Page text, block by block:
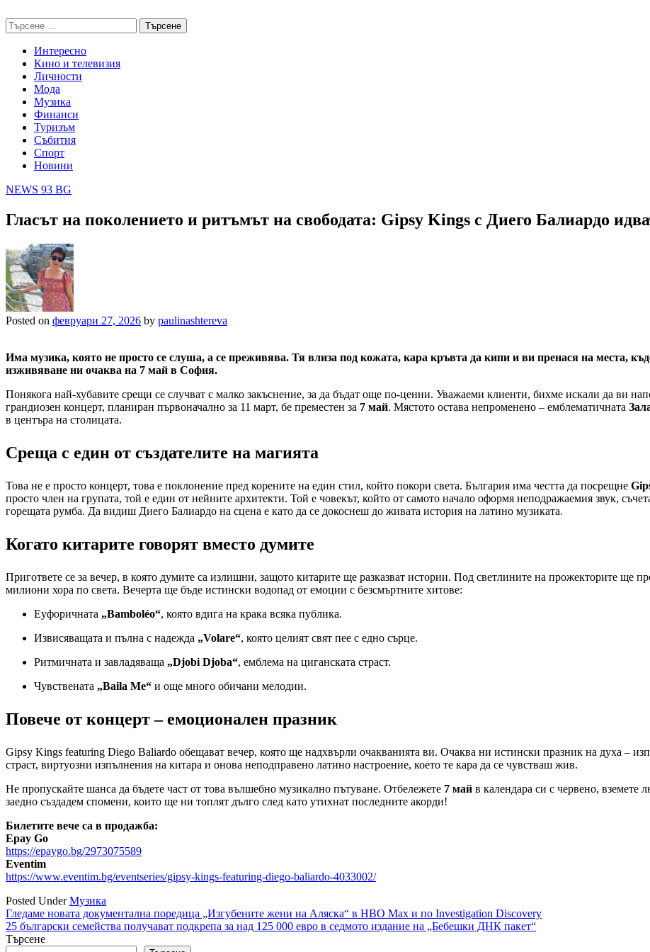
to
content
Търсене
за:
Интересно
Кино и телевизия
Личности
Мода
Музика
Финанси
Туризъм
Събития
Спорт
Новини
NEWS 93 BG
Гласът на поколението и ритъмът на свободата: Gipsy Kings с Диего Балиардо
Posted on февруари 27, 2026 by paulinashtereva
Има музика, която не просто се слуша, а се преживява. Тя влиза под кожата, кара кръвта да кипи и ви пренася на места,
изживяване ни очаква на 7 май в София.
Понякога най-хубавите срещи се случват с малко закъснение, за да бъдат още по-ценни. Уважаеми клиенти, бихме искали да ви
грандиозен концерт, планиран първоначално за 11 март, бе преместен за 7 май. Мястото остава непроменено – емблематичната
в центъра на столицата.
Среща с един от създателите на магията
Това не е просто концерт, това е поклонение пред корените на един стил, който покори света. България има честта да посрещне
просто член на групата, той е един от нейните архитекти. Той е човекът, който от самото начало оформя неподражаемия звук,
горещата румба. Да видиш Диего Балиардо на сцена е като да се докоснеш до живата история на латино музиката.
Когато китарите говорят вместо думите
Пригответе се за вечер, в която думите са излишни, защото китарите ще разказват истории. Под светлините на прожекторите ще
милиони хора по света. Вечерта ще бъде истински водопад от емоции с безсмъртните хитове:
Еуфоричната „Bamboléo“, която вдига на крака всяка публика.
Извисяващата и пълна с надежда „Volare“, която целият свят пее с едно сърце.
Ритмичната и завладяваща „Djobi Djoba“, емблема на циганската страст.
Чувствената „Baila Me“ и още много обичани мелодии.
Повече от концерт – емоционален празник
Gipsy Kings featuring Diego Baliardo обещават вечер, която ще надхвърли очакванията ви. Очаква ни истински празник на духа –
страст, виртуозни изпълнения на китара и онова неподправено латино настроение, което те кара да се чувстваш жив.
Не пропускайте шанса да бъдете част от това вълшебно музикално пътуване. Отбележете 7 май в календара си с червено,
заедно създадем спомени, които ще ни топлят дълго след като утихнат последните акорди!
Билетите вече са в продажба:
Epay Go
https://epaygo.bg/2973075589
Eventim
https://www.eventim.bg/eventseries/gipsy-kings-featuring-diego-baliardo-4033002/
Posted UnderМузика
Навигация
Гледаме новата документална поредица „Изгубените жени на Аляска“ в HBO Max и по Investigation Discovery
25 български семейства получават подкрепа за над 125 000 евро в седмото издание на „Бебешки ДНК пакет“
Търсене